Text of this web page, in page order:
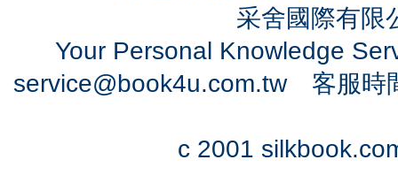
采舍國際有
Your Personal Knowledge
service@book4u.com.tw客服時
c 2001